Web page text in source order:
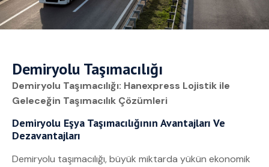
Demiryolu Taşımacılığı
Demiryolu Taşımacılığı: Hanexpress Lojistik ile
Geleceğin Taşımacılık Çözümleri
Demiryolu Eşya Taşımacılığının Avantajları Ve
Dezavantajları
Demiryolu taşımacılığı, büyük miktarda yükün ekonomik